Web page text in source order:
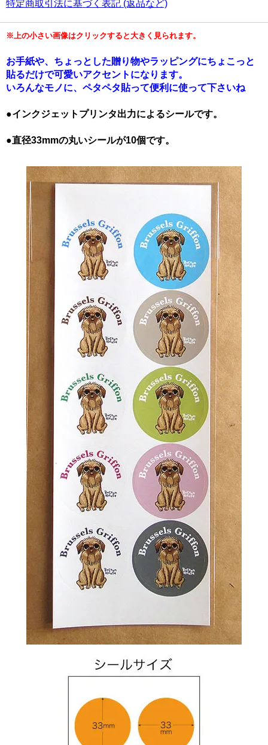
特定商取引法に基づく表記 (返品など)
※上の小さい画像はクリックすると大きく見られます。
お手紙や、ちょっとした贈り物やラッピングにちょこっと
貼るだけで可愛いアクセントになります。
いろんなモノに、ペタペタ貼って便利に使って下さいね
●インクジェットプリンタ出力によるシールです。
●直径33mmの丸いシールが10個です。